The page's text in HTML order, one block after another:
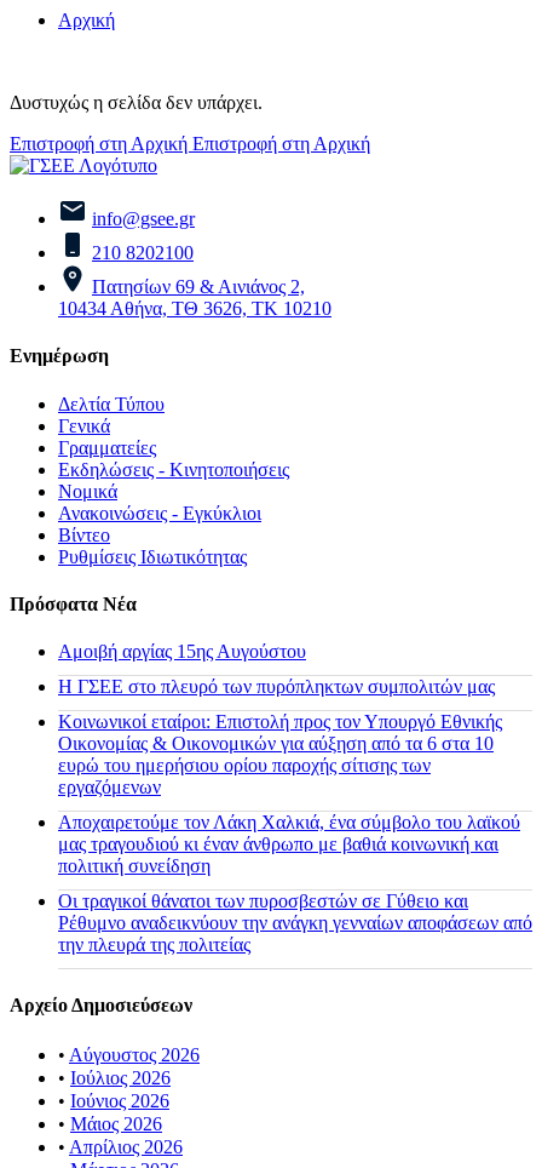
Αρχική
Δυστυχώς η σελίδα δεν υπάρχει.
Επιστροφή στη Αρχική Επιστροφή στη Αρχική
info@gsee.gr
210 8202100
Πατησίων 69 & Αινιάνος 2,
10434 Αθήνα, ΤΘ 3626, ΤΚ 10210
Ενημέρωση
Δελτία Τύπου
Γενικά
Γραμματείες
Εκδηλώσεις - Κινητοποιήσεις
Νομικά
Ανακοινώσεις - Εγκύκλιοι
Βίντεο
Ρυθμίσεις Ιδιωτικότητας
Πρόσφατα Νέα
Αμοιβή αργίας 15ης Αυγούστου
H ΓΣΕΕ στο πλευρό των πυρόπληκτων συμπολιτών μας
Κοινωνικοί εταίροι: Επιστολή προς τον Υπουργό Εθνικής
Οικονομίας & Οικονομικών για αύξηση από τα 6 στα 10
ευρώ του ημερήσιου ορίου παροχής σίτισης των
εργαζόμενων
Αποχαιρετούμε τον Λάκη Χαλκιά, ένα σύμβολο του λαϊκού
μας τραγουδιού κι έναν άνθρωπο με βαθιά κοινωνική και
πολιτική συνείδηση
Οι τραγικοί θάνατοι των πυροσβεστών σε Γύθειο και
Ρέθυμνο αναδεικνύουν την ανάγκη γενναίων αποφάσεων από
την πλευρά της πολιτείας
Αρχείο Δημοσιεύσεων
• Αύγουστος 2026
• Ιούλιος 2026
• Ιούνιος 2026
• Μάιος 2026
• Απρίλιος 2026